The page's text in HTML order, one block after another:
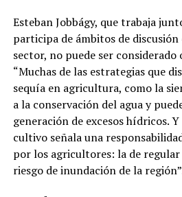
Esteban Jobbágy, que trabaja
participa de ámbitos de discusión
sector, no puede ser
“Muchas de las estrategias que
sequía en agricultura, como la
a la conservación del agua y
generación de excesos hídricos.
cultivo señala una
por los agricultores: la de
riesgo de inundación de la